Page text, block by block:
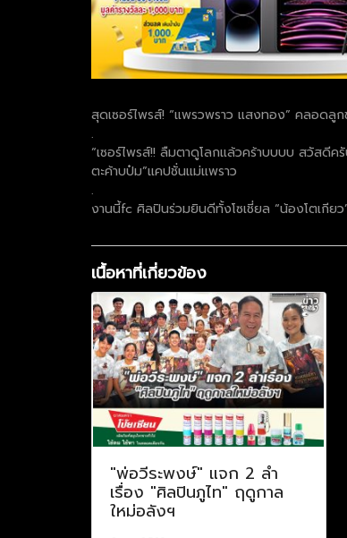
สุดเซอร์ไพรส์! “แพรวพราว แสงทอง” คลอดลู
.
“เซอร์ไพรส์!! ลืมตาดูโลกแล้วคร้าบบบบ สวัส
ตะค้าบป๋ม”แคปชั่นแม่แพราว
.
งานนี้fc ศิลปินร่วมยินดีทั้งโซเชี่ยล “น้องโตเกียว
เนื้อหาที่เกี่ยวข้อง
"พ่อวีระพงษ์" แจก 2 ลำ
เรื่อง "ศิลปินภูไท" ฤดูกาล
ใหม่อลังฯ